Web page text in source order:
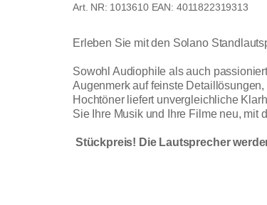
1013610 EAN: 4011822319313
Erleben Sie mit den Solano
Sowohl Audiophile als auch
Augenmerk auf feinste
Hochtöner liefert unvergleichliche
Sie Ihre Musik und Ihre Filme neu, mit
Stückpreis! Die Lautsprecher